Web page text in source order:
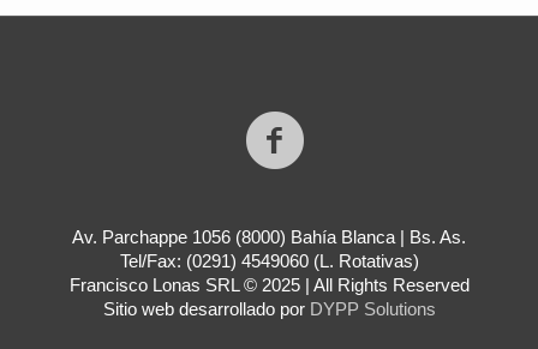
Av. Parchappe 1056 (8000) Bahía Blanca | Bs. As.
Tel/Fax: (0291) 4549060 (L. Rotativas)
Francisco Lonas SRL © 2025 | All Rights Reserved
Sitio web desarrollado por DYPP Solutions